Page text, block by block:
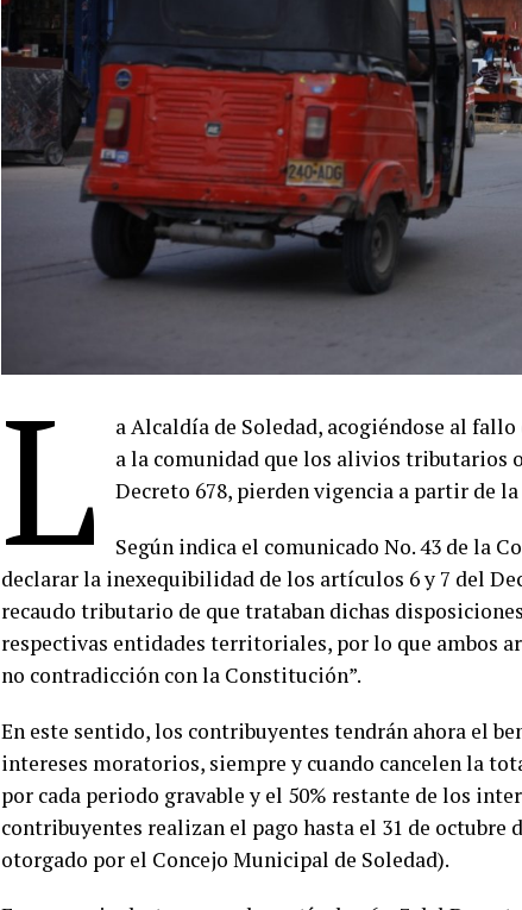
L
a Alcaldía de Soledad, acogiéndose al
a la comunidad que los alivios tributarios
Decreto 678, pierden vigencia a partir de la
Según indica el comunicado No. 43 de la
declarar la inexequibilidad de los artículos 6 y 7 del
recaudo tributario de que trataban dichas
respectivas entidades territoriales, por lo que ambos
no contradicción con la Constitución”.
En este sentido, los contribuyentes tendrán ahora el
intereses moratorios, siempre y cuando cancelen la
por cada periodo gravable y el 50% restante de los
contribuyentes realizan el pago hasta el 31 de octubre
otorgado por el Concejo Municipal de Soledad).